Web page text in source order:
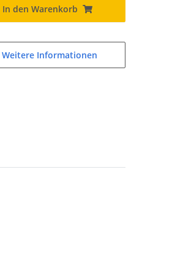
In den Warenkorb
Weitere Informationen